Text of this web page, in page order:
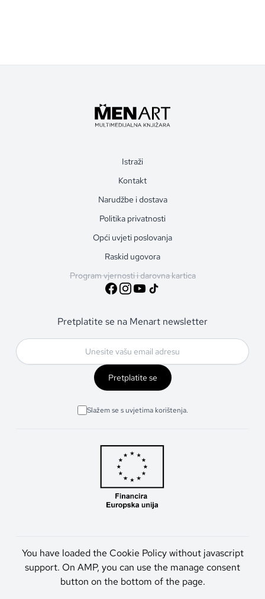
Istraži
Kontakt
Narudžbe i dostava
Politika privatnosti
Opći uvjeti poslovanja
Raskid ugovora
Program vjernosti i darovna kartica
Pretplatite se na Menart newsletter
Pretplatite se
Slažem se s uvjetima korištenja.
You have loaded the Cookie Policy without javascript
support. On AMP, you can use the manage consent
button on the bottom of the page.